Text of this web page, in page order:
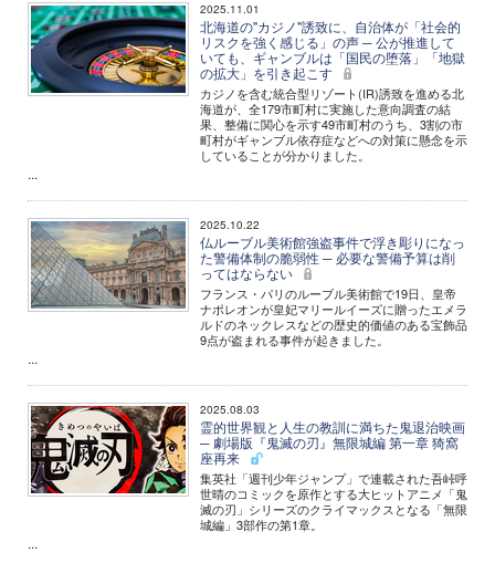
2025.11.01
北海道の"カジノ"誘致に、自治体が「社会的
リスクを強く感じる」の声 ─ 公が推進して
いても、ギャンブルは「国民の堕落」「地獄
の拡大」を引き起こす
カジノを含む統合型リゾート(IR)誘致を進める北
海道が、全179市町村に実施した意向調査の結
果、整備に関心を示す49市町村のうち、3割の市
町村がギャンブル依存症などへの対策に懸念を示
していることが分かりました。
...
2025.10.22
仏ルーブル美術館強盗事件で浮き彫りになっ
た警備体制の脆弱性 ─ 必要な警備予算は削
ってはならない
フランス・パリのルーブル美術館で19日、皇帝
ナポレオンが皇妃マリールイーズに贈ったエメラ
ルドのネックレスなどの歴史的価値のある宝飾品
9点が盗まれる事件が起きました。
...
2025.08.03
霊的世界観と人生の教訓に満ちた鬼退治映画
─ 劇場版『鬼滅の刃』無限城編 第一章 猗窩
座再来
集英社「週刊少年ジャンプ」で連載された吾峠呼
世晴のコミックを原作とする大ヒットアニメ「鬼
滅の刃」シリーズのクライマックスとなる「無限
城編」3部作の第1章。
...